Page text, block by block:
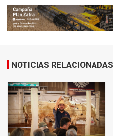
NOTICIAS RELACIONADAS